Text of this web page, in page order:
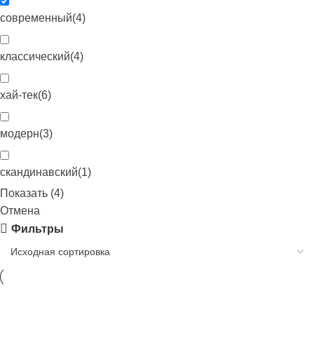
современный(4)
классический(4)
хай-тек(6)
модерн(3)
скандинавский(1)
Показать (4)
Отмена
Фильтры